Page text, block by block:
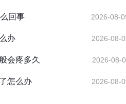
回事 2026-08-
办 2026-08-
会疼多久 2026-08-
怎么办 2026-08-